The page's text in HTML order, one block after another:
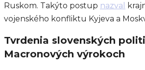
Ruskom. Takýto postup nazval
vojenského konfliktu Kyjeva a
Tvrdenia slovenských
Macronových výrokoch